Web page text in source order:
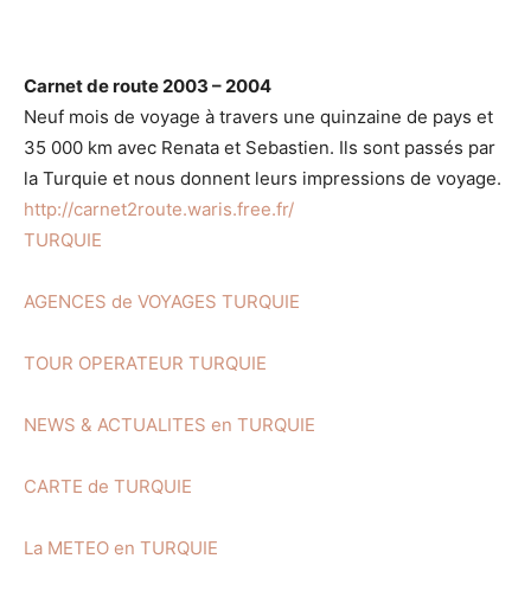
Carnet de route 2003 – 2004
Neuf mois de voyage à travers une quinzaine de pays et
35 000 km avec Renata et Sebastien. Ils sont passés par
la Turquie et nous donnent leurs impressions de voyage.
http://carnet2route.waris.free.fr/
TURQUIE
AGENCES de VOYAGES TURQUIE
TOUR OPERATEUR TURQUIE
NEWS & ACTUALITES en TURQUIE
CARTE de TURQUIE
La METEO en TURQUIE